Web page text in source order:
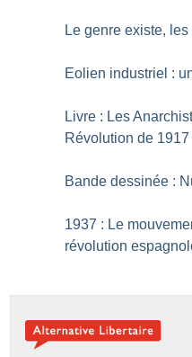
Le genre existe,
Eolien industriel :
Livre : Les
Révolution de 1917
Bande dessinée :
1937 : Le
révolution